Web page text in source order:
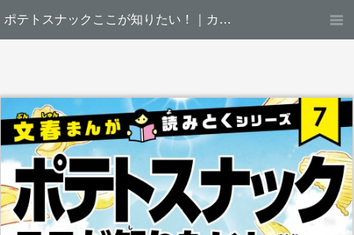
ポテトスナックここが知りたい！｜カルビー